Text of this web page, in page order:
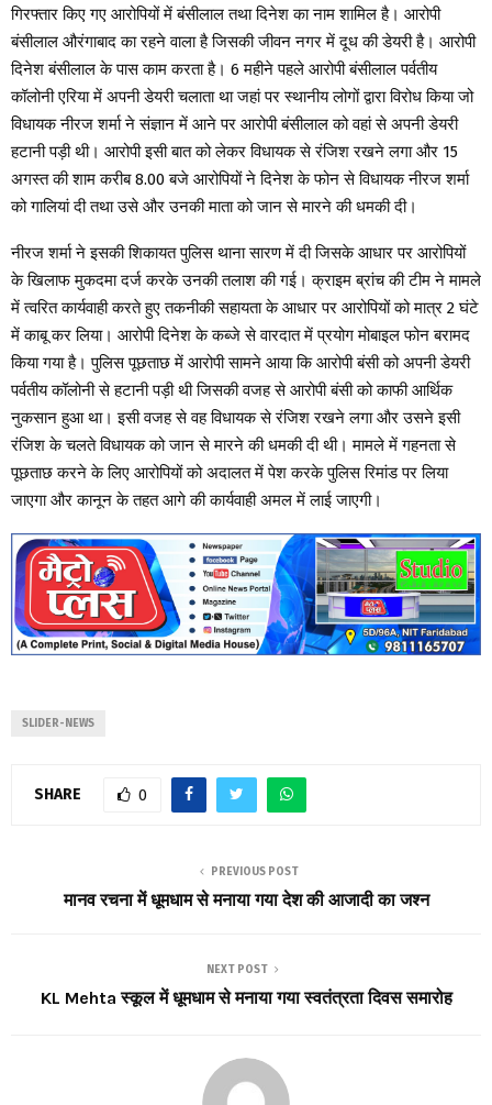
गिरफ्तार किए गए आरोपियों में बंसीलाल तथा दिनेश का नाम शामिल है। आरोपी
बंसीलाल औरंगाबाद का रहने वाला है जिसकी जीवन नगर में दूध की डेयरी है। आरोपी
दिनेश बंसीलाल के पास काम करता है। 6 महीने पहले आरोपी बंसीलाल पर्वतीय
कॉलोनी एरिया में अपनी डेयरी चलाता था जहां पर स्थानीय लोगों द्वारा विरोध किया जो
विधायक नीरज शर्मा ने संज्ञान में आने पर आरोपी बंसीलाल को वहां से अपनी डेयरी
हटानी पड़ी थी। आरोपी इसी बात को लेकर विधायक से रंजिश रखने लगा और 15
अगस्त की शाम करीब 8.00 बजे आरोपियों ने दिनेश के फोन से विधायक नीरज शर्मा
को गालियां दी तथा उसे और उनकी माता को जान से मारने की धमकी दी।
नीरज शर्मा ने इसकी शिकायत पुलिस थाना सारण में दी जिसके आधार पर आरोपियों
के खिलाफ मुकदमा दर्ज करके उनकी तलाश की गई। क्राइम ब्रांच की टीम ने मामले
में त्वरित कार्यवाही करते हुए तकनीकी सहायता के आधार पर आरोपियों को मात्र 2 घंटे
में काबू कर लिया। आरोपी दिनेश के कब्जे से वारदात में प्रयोग मोबाइल फोन बरामद
किया गया है। पुलिस पूछताछ में आरोपी सामने आया कि आरोपी बंसी को अपनी डेयरी
पर्वतीय कॉलोनी से हटानी पड़ी थी जिसकी वजह से आरोपी बंसी को काफी आर्थिक
नुकसान हुआ था। इसी वजह से वह विधायक से रंजिश रखने लगा और उसने इसी
रंजिश के चलते विधायक को जान से मारने की धमकी दी थी। मामले में गहनता से
पूछताछ करने के लिए आरोपियों को अदालत में पेश करके पुलिस रिमांड पर लिया
जाएगा और कानून के तहत आगे की कार्यवाही अमल में लाई जाएगी।
SLIDER-NEWS
SHARE 0
PREVIOUS POST
मानव रचना में धूमधाम से मनाया गया देश की आजादी का जश्न
NEXT POST
KL Mehta स्कूल में धूमधाम से मनाया गया स्वतंत्रता दिवस समारोह